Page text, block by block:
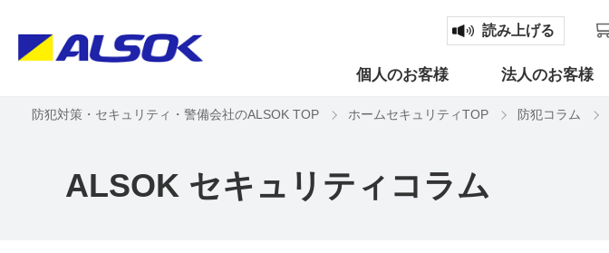
読み上げる
個人のお客様 法人のお客様
防犯対策・セキュリティ・警備会社のALSOK TOP ホームセキュリティTOP 防犯コラム
ALSOK セキュリティコラム